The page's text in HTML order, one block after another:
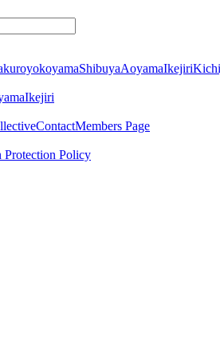
ShibuyaAoyamaIkejiri
Ikejiri
ContactMembers Page
Protection Policy